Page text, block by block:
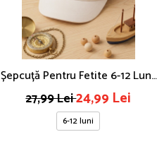
Șepcuță Pentru Fetite 6-12 Luni,
Bej Cu Căprioară Simpatică
27,99 Lei24,99 Lei
6-12 luni